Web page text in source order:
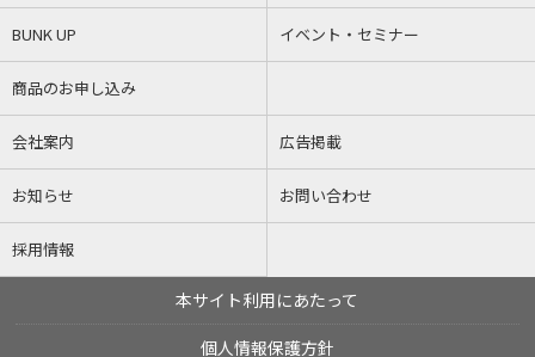
BUNK UP イベント・セミナー
商品のお申し込み
会社案内 広告掲載
お知らせ お問い合わせ
採用情報
本サイト利用にあたって
個人情報保護方針